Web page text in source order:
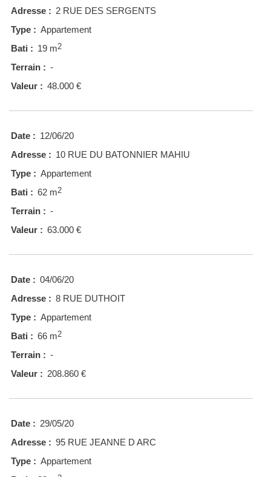
Adresse : 2 RUE DES SERGENTS
Type : Appartement
Bati : 19 m2
Terrain : -
Valeur : 48.000 €
Date : 12/06/20
Adresse : 10 RUE DU BATONNIER MAHIU
Type : Appartement
Bati : 62 m2
Terrain : -
Valeur : 63.000 €
Date : 04/06/20
Adresse : 8 RUE DUTHOIT
Type : Appartement
Bati : 66 m2
Terrain : -
Valeur : 208.860 €
Date : 29/05/20
Adresse : 95 RUE JEANNE D ARC
Type : Appartement